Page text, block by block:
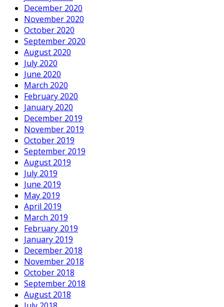
December 2020
November 2020
October 2020
September 2020
August 2020
July 2020
June 2020
March 2020
February 2020
January 2020
December 2019
November 2019
October 2019
September 2019
August 2019
July 2019
June 2019
May 2019
April 2019
March 2019
February 2019
January 2019
December 2018
November 2018
October 2018
September 2018
August 2018